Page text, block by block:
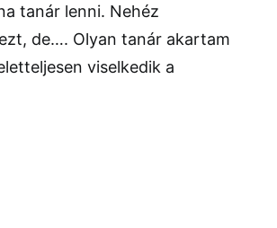
tanár lenni. Nehéz
de…. Olyan tanár akartam
viselkedik a